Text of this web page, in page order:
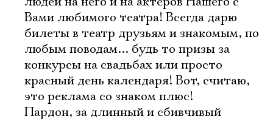
Вами любимого театра! Всегда дарю
билеты в театр друзьям и знакомым, по
любым поводам... будь то призы за
конкурсы на свадьбах или просто
красный день календаря! Вот, считаю,
это реклама со знаком плюс!
Пардон, за длинный и сбивчивый